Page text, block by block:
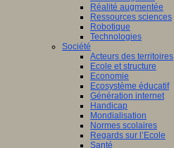
Réalité augmentée
Ressources sciences
Robotique
Technologies
Société
Acteurs des territoires
Ecole et structure
Economie
Ecosystème éducatif
Génération internet
Handicap
Mondialisation
Normes scolaires
Regards sur l’Ecole
Santé